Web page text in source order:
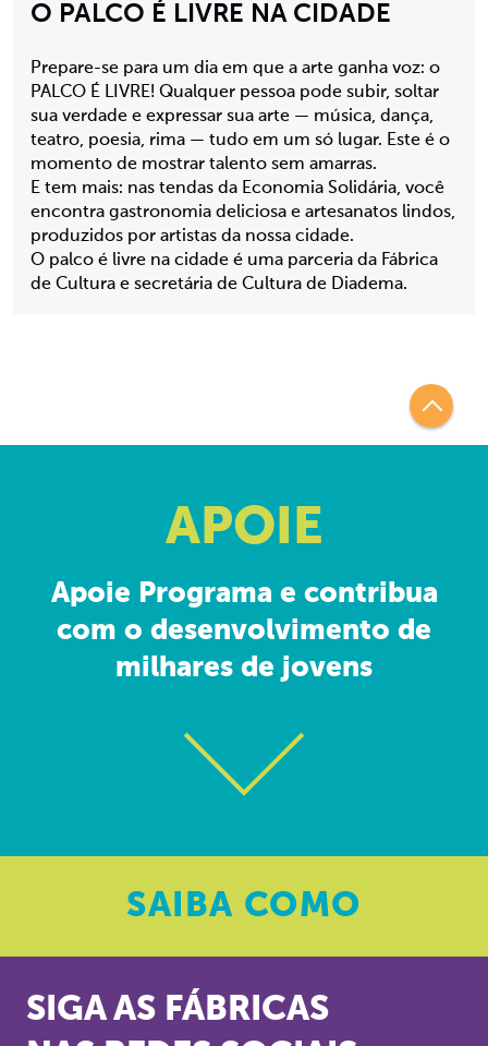
O PALCO É LIVRE NA CIDADE
Prepare-se para um dia em que a arte ganha voz: o
PALCO É LIVRE! Qualquer pessoa pode subir, soltar
sua verdade e expressar sua arte — música, dança,
teatro, poesia, rima — tudo em um só lugar. Este é o
momento de mostrar talento sem amarras.
E tem mais: nas tendas da Economia Solidária, você
encontra gastronomia deliciosa e artesanatos lindos,
produzidos por artistas da nossa cidade.
O palco é livre na cidade é uma parceria da Fábrica
de Cultura e secretária de Cultura de Diadema.
APOIE
Apoie Programa e contribua
com o desenvolvimento de
milhares de jovens
SAIBA COMO
SIGA AS FÁBRICAS